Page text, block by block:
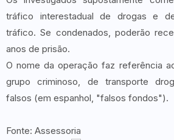
tráfico interestadual de drogas e
tráfico. Se condenados, poderão
anos de prisão.
O nome da operação faz referência
grupo criminoso, de transporte
falsos (em espanhol, "falsos fondos").
Fonte: Assessoria